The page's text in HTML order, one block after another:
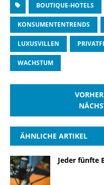
BOUTIQUE-HOTELS
KONSUMENTENTRENDS
LUXUSVILLEN
WACHSTUM
ÄHNLICHE ARTIKEL
Jeder fünfte